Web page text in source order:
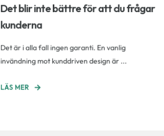
Det blir inte bättre för att du frågar
kunderna
Det är i alla fall ingen garanti. En vanlig
invändning mot kunddriven design är ...
LÄS MER